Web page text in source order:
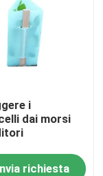
i
dai morsi
richiesta